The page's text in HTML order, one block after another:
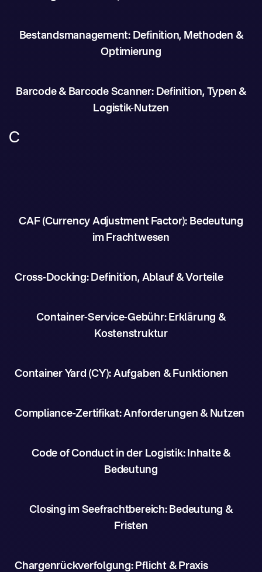
Bestandsmanagement: Definition, Methoden &
Optimierung
Barcode & Barcode Scanner: Definition, Typen &
Logistik-Nutzen
C
CAF (Currency Adjustment Factor): Bedeutung
im Frachtwesen
Cross-Docking: Definition, Ablauf & Vorteile
Container-Service-Gebühr: Erklärung &
Kostenstruktur
Container Yard (CY): Aufgaben & Funktionen
Compliance-Zertifikat: Anforderungen & Nutzen
Code of Conduct in der Logistik: Inhalte &
Bedeutung
Closing im Seefrachtbereich: Bedeutung &
Fristen
Chargenrückverfolgung: Pflicht & Praxis